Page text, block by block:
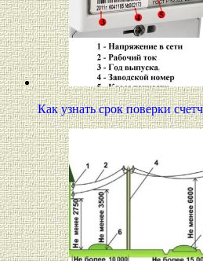
Как узнать срок поверки